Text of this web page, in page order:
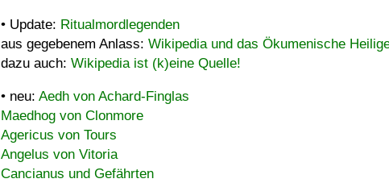
• Update: Ritualmordlegenden
aus gegebenem Anlass: Wikipedia und das Ökumenische
dazu auch: Wikipedia ist (k)eine Quelle!
• neu: Aedh von Achard-Finglas
Maedhog von Clonmore
Agericus von Tours
Angelus von Vitoria
Cancianus und Gefährten